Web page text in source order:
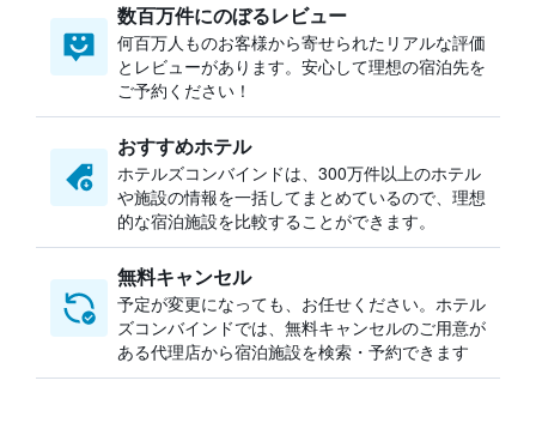
数百万件にのぼるレビュー
何百万人ものお客様から寄せられたリアルな評価
とレビューがあります。安心して理想の宿泊先を
ご予約ください！
おすすめホテル
ホテルズコンバインドは、300万件以上のホテル
や施設の情報を一括してまとめているので、理想
的な宿泊施設を比較することができます。
無料キャンセル
予定が変更になっても、お任せください。ホテル
ズコンバインドでは、無料キャンセルのご用意が
ある代理店から宿泊施設を検索・予約できます